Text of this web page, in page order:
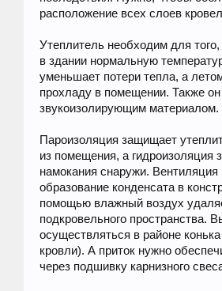
расположение всех слоев
Утеплитель необходим для
в здании нормальную
уменьшает потери тепла, а
прохладу в помещении. Также
звукоизолирующим материалом.
Пароизоляция защищает
из помещения, а гидроизоляция
намокания снаружи.
образование конденсата в
помощью влажный воздух
подкровельного пространства.
осуществляться в районе
кровли). А приток нужно
через подшивку карнизного